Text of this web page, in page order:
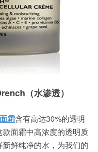
（水渗透）
霜含有高达30%的透明
面霜中高浓度的透明质
鲜纯净的水，为我们的